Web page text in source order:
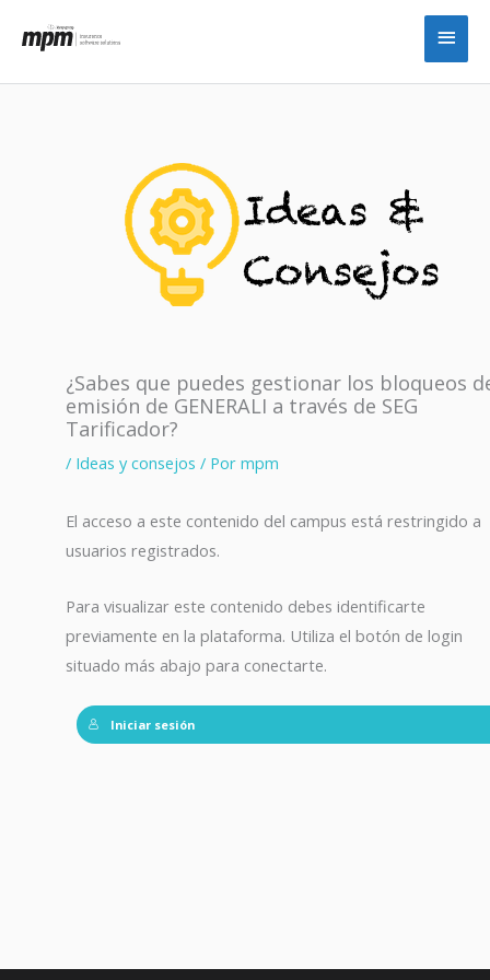
¿Sabes que puedes gestionar los bloqueos
emisión de GENERALI a través de SEG
Tarificador?
/ Ideas y consejos / Por mpm
El acceso a este contenido del campus está restringido a
usuarios registrados.
Para visualizar este contenido debes identificarte
previamente en la plataforma. Utiliza el botón de login
situado más abajo para conectarte.
Iniciar sesión